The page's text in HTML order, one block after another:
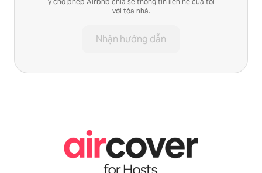
với tòa nhà.
Nhận hướng dẫn